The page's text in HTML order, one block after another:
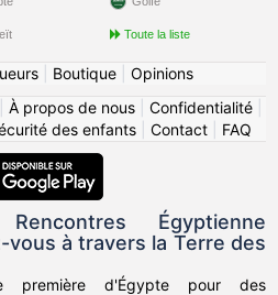
Toute la liste
| Boutique| Opinions
À propos de nous Confidentialité
des enfants| Contact| FAQ
Égyptienne
vous à travers la Terre des
première d'Égypte pour des